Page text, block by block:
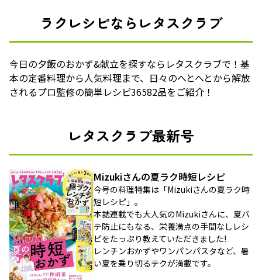
ラクレシピならレタスクラブ
今日の夕飯のおかず&献立を探すならレタスクラブで！基
本の定番料理から人気料理まで、日々のへとへとから解放
されるプロ監修の簡単レシピ36582品をご紹介！
レタスクラブ最新号
Mizukiさんの夏ラク時短レシピ
今号の料理特集は「Mizukiさんの夏ラク時
短レシピ」。
本誌連載でも大人気のMizukiさんに、夏バ
テ防止にもなる、栄養満点の手間なしレシ
ピをたっぷり教えていただきました!
レンチンおかずやワンパンパスタなど、暑
い夏を乗り切るテクが満載です。